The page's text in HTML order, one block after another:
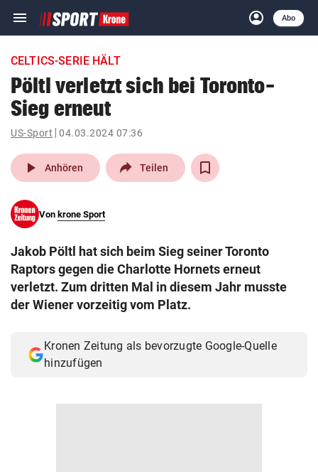
menu Navigation
ein-/ausklappen
account_circle
Anmelden
Abo
close Schließen
account_circle Anmelden
pin_drop
Wien arrow_right
search
eingeben
Muthgasse 2, 1190 Wien
CELTICS-SERIE HÄLT
Pöltl verletzt sich bei Toronto-
Sieg erneut
US-Sport 04.03.2024 07:36
play_arrow Anhören Teilen
Von krone Sport
Jakob Pöltl hat sich beim Sieg seiner Toronto
Raptors gegen die Charlotte Hornets erneut
verletzt. Zum dritten Mal in diesem Jahr musste
der Wiener vorzeitig vom Platz.
Kronen Zeitung als bevorzugte Google-Quelle
hinzufügen